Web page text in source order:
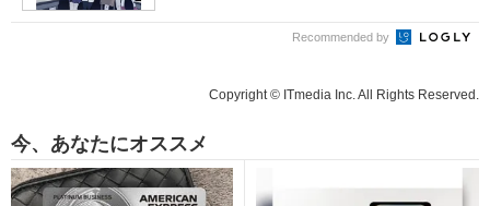
Recommended by
Copyright © ITmedia Inc. All Rights Reserved.
今、あなたにオススメ